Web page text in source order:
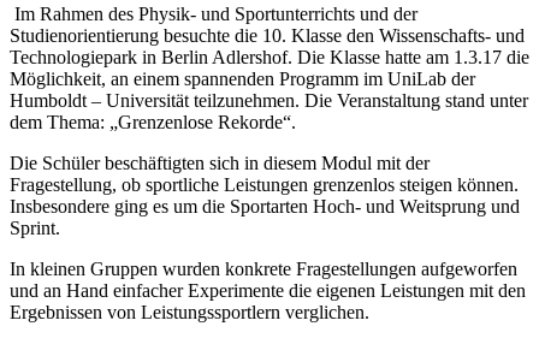
Im Rahmen des Physik- und Sportunterrichts und der
Studienorientierung besuchte die 10. Klasse den Wissenschafts- und
Technologiepark in Berlin Adlershof. Die Klasse hatte am 1.3.17 die
Möglichkeit, an einem spannenden Programm im UniLab der
Humboldt – Universität teilzunehmen. Die Veranstaltung stand unter
dem Thema: „Grenzenlose Rekorde“.
Die Schüler beschäftigten sich in diesem Modul mit der
Fragestellung, ob sportliche Leistungen grenzenlos steigen können.
Insbesondere ging es um die Sportarten Hoch- und Weitsprung und
Sprint.
In kleinen Gruppen wurden konkrete Fragestellungen aufgeworfen
und an Hand einfacher Experimente die eigenen Leistungen mit den
Ergebnissen von Leistungssportlern verglichen.